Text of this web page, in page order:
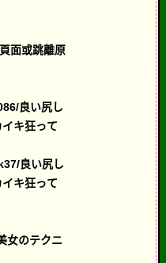
面或跳離原
良い尻し
キ狂って
良い尻し
キ狂って
女のテクニ